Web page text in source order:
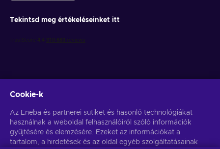
Tekintsd meg értékeléseinket itt
Feliratkozás
You can unsubscribe at any time. Visit Privacy noticefor more
Cookie-k
Az Eneba és partnerei sütiket és hasonló technológiákat
használnak a weboldal felhasználóiról szóló információk
gyűjtésére és elemzésére. Ezeket az információkat a
tartalom, a hirdetések és az oldal egyéb szolgáltatásainak